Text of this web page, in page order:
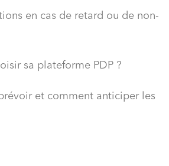
en cas de retard ou de non-
sa plateforme PDP ?
et comment anticiper les